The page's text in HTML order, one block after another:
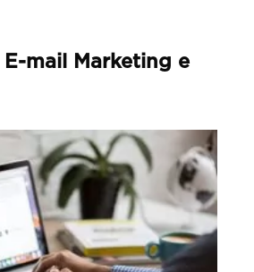
E-mail Marketing e